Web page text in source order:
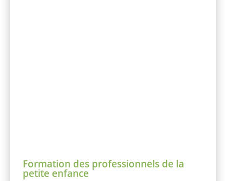
Formation des professionnels de la
petite enfance